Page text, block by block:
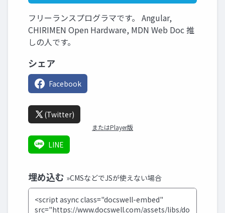
フリーランスプログラマです。 Angular,
CHIRIMEN Open Hardware, MDN Web Doc 推
しの人です。
シェア
Facebook
(Twitter)
またはPlayer版
LINE
埋め込む »CMSなどでJSが使えない場合